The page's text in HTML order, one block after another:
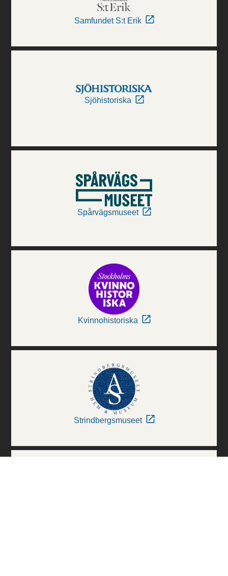
Samfundet S:t Erik
Sjöhistoriska
Spårvägsmuseet
Kvinnohistoriska
Strindbergsmuseet